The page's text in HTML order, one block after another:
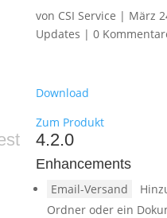
von CSI Service | März
Updates | 0
Download
Zum Produkt
4.2.0
Enhancements
Email-Versand
Ordner oder ein